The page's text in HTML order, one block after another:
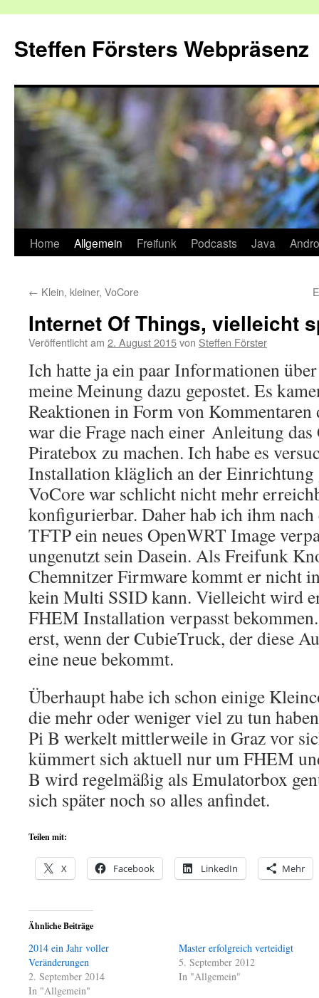
springen
Steffen Försters Webpräsenz
Home Allgemein Freifunk Podcasts Java
← Klein, kleiner, VoCore
Internet Of Things, vielleicht
Veröffentlicht am 2. August 2015von Steffen Förster
Ich hatte ja ein paar Informationen
meine Meinung dazu gepostet. Es
Reaktionen in Form von
war die Frage nach einer Anleitung das
Piratebox zu machen. Ich habe es
Installation kläglich an der Einrichtung
VoCore war schlicht nicht mehr
konfigurierbar. Daher hab ich ihm
TFTP ein neues OpenWRT Image
ungenutzt sein Dasein. Als Freifunk
Chemnitzer Firmware kommt er nicht
kein Multi SSID kann. Vielleicht wird
FHEM Installation verpasst
erst, wenn der CubieTruck, der diese
eine neue bekommt.
Überhaupt habe ich schon einige
die mehr oder weniger viel zu tun
Pi B werkelt mittlerweile in Graz vor
kümmert sich aktuell nur um FHEM
B wird regelmäßig als Emulatorbox
sich später noch so alles anfindet.
Teilen mit:
X Facebook LinkedIn Mehr
Ähnliche Beiträge
2014 ein Jahr voller
Veränderungen
2. September 2014
In "Allgemein"
Master erfolgreich verteidigt
5. September 2012
In "Allgemein"